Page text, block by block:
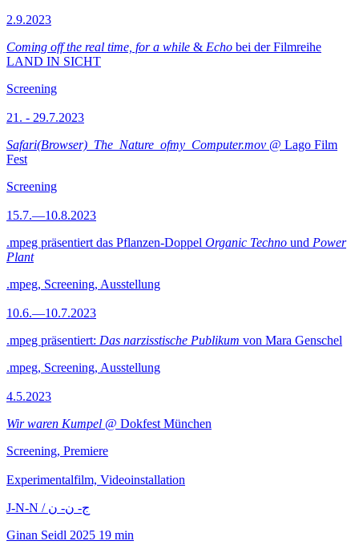
2.9.2023
Coming off the real time, for a while & Echo bei der Filmreihe
LAND IN SICHT
Screening
21. - 29.7.2023
Safari(Browser)_The_Nature_ofmy_Computer.mov @ Lago Film
Fest
Screening
15.7.—10.8.2023
.mpeg präsentiert das Pflanzen-Doppel Organic Techno und Power
Plant
.mpeg, Screening, Ausstellung
10.6.—10.7.2023
.mpeg präsentiert: Das narzisstische Publikum von Mara Genschel
.mpeg, Screening, Ausstellung
4.5.2023
Wir waren Kumpel @ Dokfest München
Screening, Premiere
Experimentalfilm, Videoinstallation
J-N-N / ج- ن- ن
Ginan Seidl 2025 19 min